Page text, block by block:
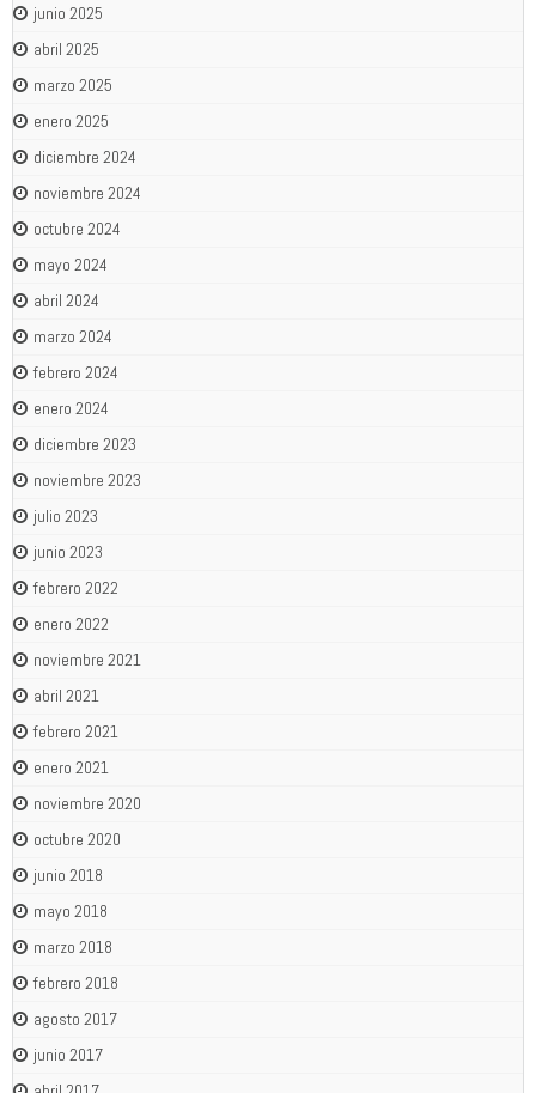
junio 2025
abril 2025
marzo 2025
enero 2025
diciembre 2024
noviembre 2024
octubre 2024
mayo 2024
abril 2024
marzo 2024
febrero 2024
enero 2024
diciembre 2023
noviembre 2023
julio 2023
junio 2023
febrero 2022
enero 2022
noviembre 2021
abril 2021
febrero 2021
enero 2021
noviembre 2020
octubre 2020
junio 2018
mayo 2018
marzo 2018
febrero 2018
agosto 2017
junio 2017